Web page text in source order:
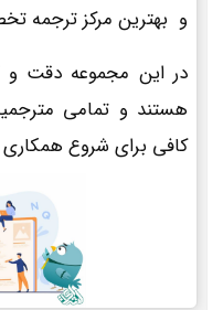
و بهترین مرکز ترجمه
در این مجموعه دقت و
هستند و تمامی
کافی برای شروع همکاری